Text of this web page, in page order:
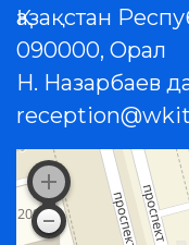
Қазақстан
090000, Орал
Н. Назарбаев